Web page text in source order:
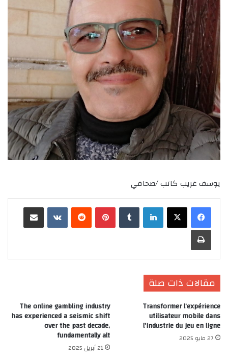
يوسف غريب كاتب /صحافي
لينكدإن بينتيريست
طباعة
مقالات ذات صلة
Transformer l’expérience
utilisateur mobile dans
l’industrie du jeu en ligne
27 مايو 2025
The online gambling industry
has experienced a seismic shift
over the past decade,
fundamentally alt
21 أبريل 2025